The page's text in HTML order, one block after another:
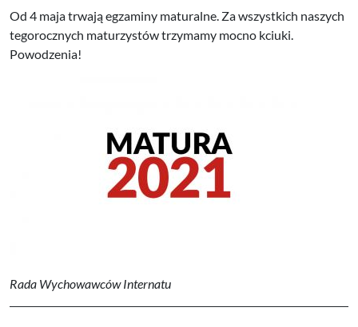
Od 4 maja trwają egzaminy maturalne. Za wszystkich naszych
tegorocznych maturzystów trzymamy mocno kciuki.
Powodzenia!
Rada Wychowawców Internatu